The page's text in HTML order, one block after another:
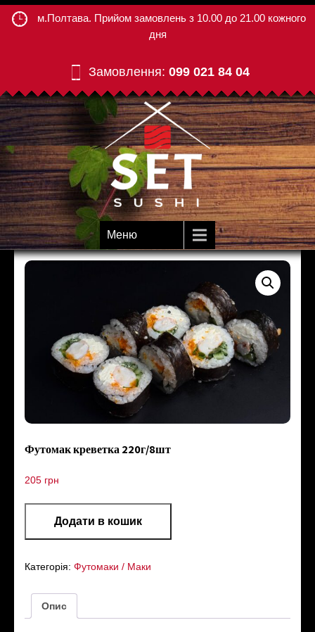
м.Полтава. Прийом замовлень з 10.00 до 21.00 кожного
дня
Замовлення: 099 021 84 04
Меню
Футомак креветка 220г/8шт
205 грн
Додати в кошик
Категорія: Футомаки / Маки
Опис